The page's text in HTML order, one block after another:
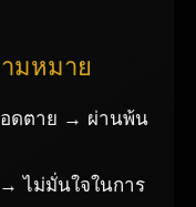
มหมาย
อดตาย → ผ่านพ้น
ไม่มั่นใจในการ